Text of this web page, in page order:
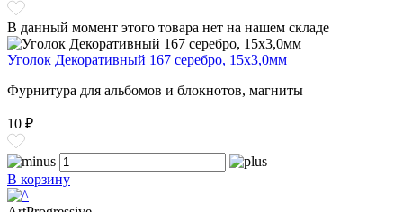
В данный момент этого товара нет на нашем складе
Уголок Декоративный 167 серебро, 15x3,0мм
Фурнитура для альбомов и блокнотов, магниты
10 ₽
В корзину